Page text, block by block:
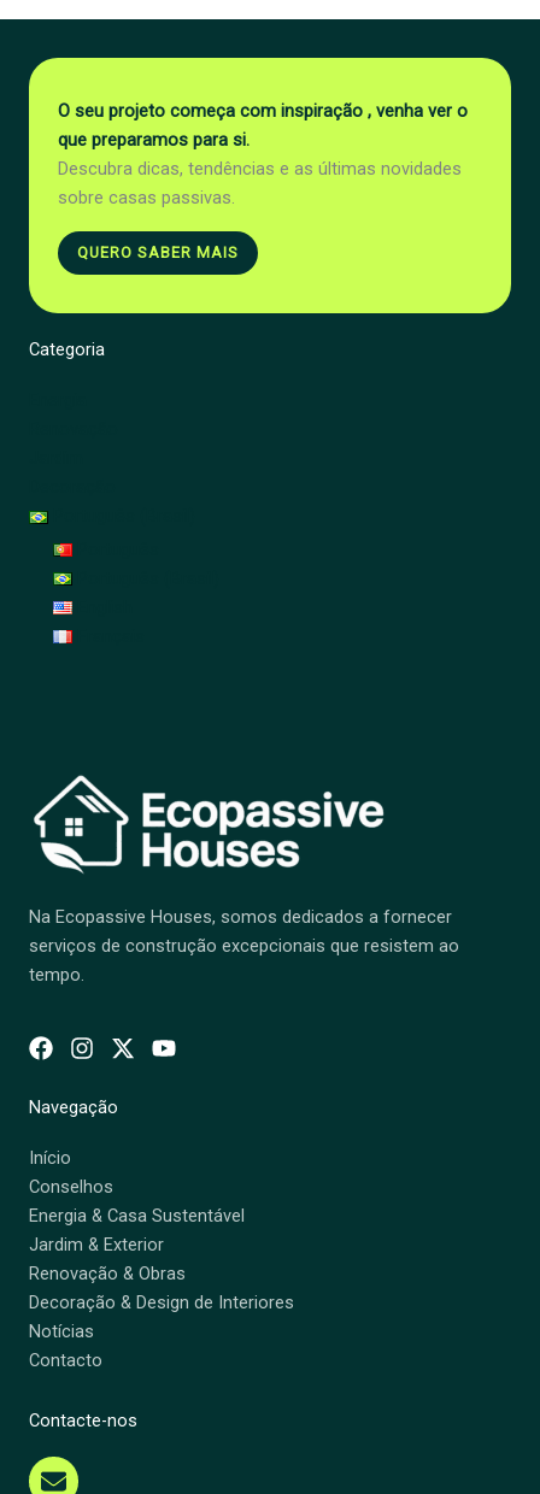
O seu projeto começa com inspiração , venha ver o
que preparamos para si.
Descubra dicas, tendências e as últimas novidades
sobre casas passivas.
QUERO SABER MAIS
Categoria
Na Ecopassive Houses, somos dedicados a fornecer
serviços de construção excepcionais que resistem ao
tempo.
Navegação
Início
Conselhos
Energia & Casa Sustentável
Jardim & Exterior
Renovação & Obras
Decoração & Design de Interiores
Notícias
Contacto
Contacte-nos